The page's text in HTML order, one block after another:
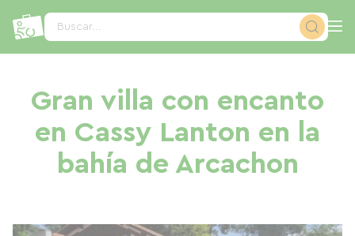
Buscar...
Gran villa con encanto
en Cassy Lanton en la
bahía de Arcachon
Panel de gestión de cookies